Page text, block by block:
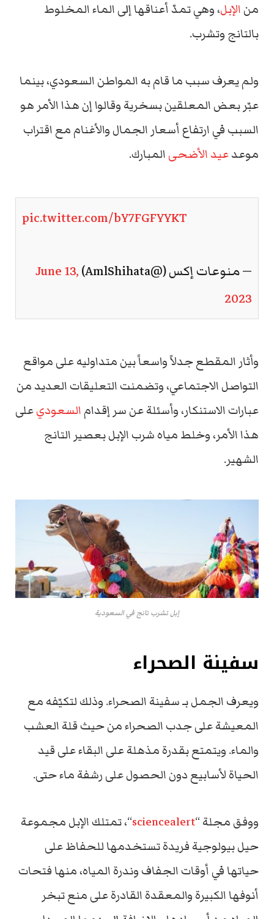
منالإبل، وهي تمدّ أعناقها إلى الماء المخلوط
بالتانج وتشرب.
ولم يعرف سبب ما قام به المواطن السعودي، بينما
عبّر بعض المعلقين بسخرية وقالوا إن هذا الأمر هو
السبب في ارتفاع أسعار الجمال والأغنام مع اقتراب
موعدعيد الأضحىالمبارك.
pic.twitter.com/bY7FGFYYKT
— منوعات إكس (@AmlShihata)
June 13,
2023
وأثار المقطع جدلاً واسعاً بين متداوليه على مواقع
التواصل الاجتماعي، وتضمنت التعليقات العديد من
عبارات الاستنكار، وأسئلة عن سر إقدامالسعوديعلى
هذا الأمر، وخلط مياه شرب الإبل بعصير التانج
الشهير.
إبل تشرب تانج في السعودية
سفينة الصحراء
ويعرف الجمل بـ سفينة الصحراء. وذلك لتكيّفه مع
المعيشة على جدب الصحراء من حيث قلة العشب
والماء. ويتمتع بقدرة مذهلة على البقاء على قيد
الحياة لأسابيع دون الحصول على رشفة ماء حتى.
ووفق مجلة “sciencealert“، تمتلك الإبل مجموعة
حيل بيولوجية فريدة تستخدمها للحفاظ على
حياتها في أوقات الجفاف وندرة المياه، منها فتحات
أنوفها الكبيرة والمعقدة القادرة على منع تبخر